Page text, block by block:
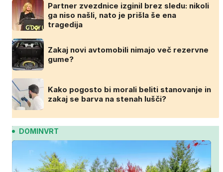
Partner zvezdnice izginil brez sledu: nikoli
ga niso našli, nato je prišla še ena
tragedija
Zakaj novi avtomobili nimajo več rezervne
gume?
Kako pogosto bi morali beliti stanovanje in
zakaj se barva na stenah lušči?
DOMINVRT